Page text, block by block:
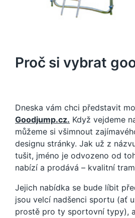
Proč si vybrat
Dneska vám chci představit
Goodjump.cz. Když vejdeme
můžeme si všimnout
designu stránky. Jak už z
tušit, jméno je odvozeno od
nabízí a prodává – kvalitní
Jejich nabídka se bude líbit
jsou velcí nadšenci sportu (ať
prostě pro ty sportovní typy),